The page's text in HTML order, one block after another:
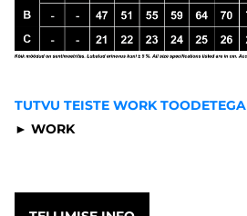
TUTVU TEISTE WORK TOODETEGA
► WORK